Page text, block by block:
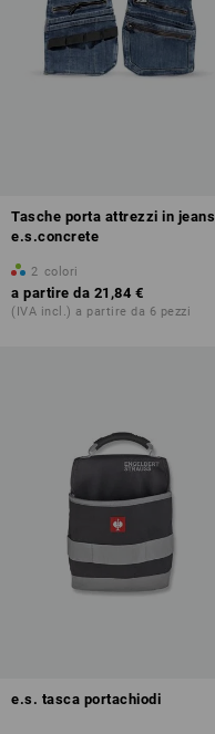
Tasche porta attrezzi in jeans
e.s.concrete
2 colori
a partire da 21,84 €
(IVA incl.) a partire da 6 pezzi
e.s. tasca portachiodi